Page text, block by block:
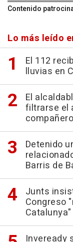
Contenido
Lo más leído
El 112
lluvias en
El
filtrarse el
Detenido
Barris de
Junts
Congreso
Catalunya"
Inveready